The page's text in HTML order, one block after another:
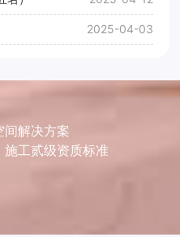
2025-04-03
间解决方案
工贰级资质标准